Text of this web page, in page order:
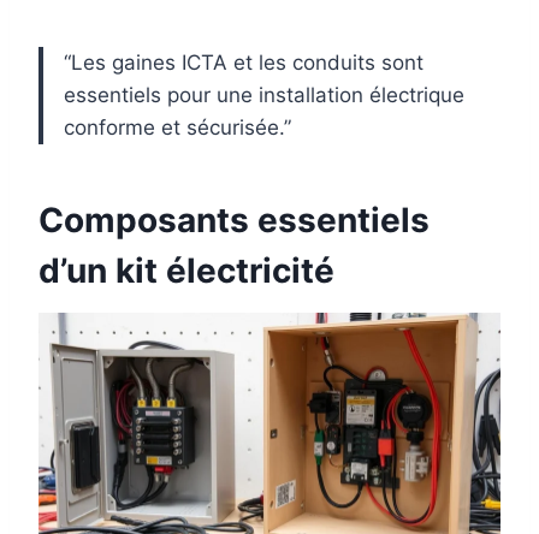
“Les gaines ICTA et les conduits sont
essentiels pour une installation électrique
conforme et sécurisée.”
Composants essentiels
d’un kit électricité